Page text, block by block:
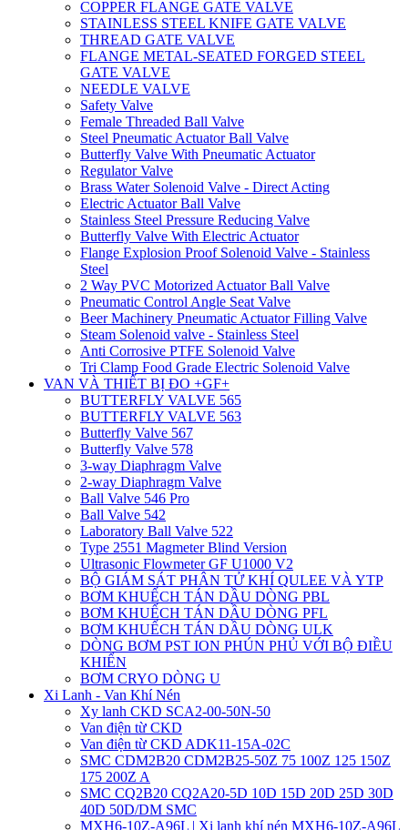
COPPER FLANGE GATE VALVE
STAINLESS STEEL KNIFE GATE VALVE
THREAD GATE VALVE
FLANGE METAL-SEATED FORGED STEEL
GATE VALVE
NEEDLE VALVE
Safety Valve
Female Threaded Ball Valve
Steel Pneumatic Actuator Ball Valve
Butterfly Valve With Pneumatic Actuator
Regulator Valve
Brass Water Solenoid Valve - Direct Acting
Electric Actuator Ball Valve
Stainless Steel Pressure Reducing Valve
Butterfly Valve With Electric Actuator
Flange Explosion Proof Solenoid Valve - Stainless
Steel
2 Way PVC Motorized Actuator Ball Valve
Pneumatic Control Angle Seat Valve
Beer Machinery Pneumatic Actuator Filling Valve
Steam Solenoid valve - Stainless Steel
Anti Corrosive PTFE Solenoid Valve
Tri Clamp Food Grade Electric Solenoid Valve
VAN VÀ THIẾT BỊ ĐO +GF+
BUTTERFLY VALVE 565
BUTTERFLY VALVE 563
Butterfly Valve 567
Butterfly Valve 578
3-way Diaphragm Valve
2-way Diaphragm Valve
Ball Valve 546 Pro
Ball Valve 542
Laboratory Ball Valve 522
Type 2551 Magmeter Blind Version
Ultrasonic Flowmeter GF U1000 V2
BỘ GIÁM SÁT PHÂN TỬ KHÍ QULEE VÀ YTP
BƠM KHUẾCH TÁN DẦU DÒNG PBL
BƠM KHUẾCH TÁN DẦU DÒNG PFL
BƠM KHUẾCH TÁN DẦU DÒNG ULK
DÒNG BƠM PST ION PHÚN PHỦ VỚI BỘ ĐIỀU
KHIỂN
BƠM CRYO DÒNG U
Xi Lanh - Van Khí Nén
Xy lanh CKD SCA2-00-50N-50
Van điện từ CKD
Van điện từ CKD ADK11-15A-02C
SMC CDM2B20 CDM2B25-50Z 75 100Z 125 150Z
175 200Z A
SMC CQ2B20 CQ2A20-5D 10D 15D 20D 25D 30D
40D 50D/DM SMC
MXH6-10Z-A96L | Xi lanh khí nén MXH6-10Z-A96L